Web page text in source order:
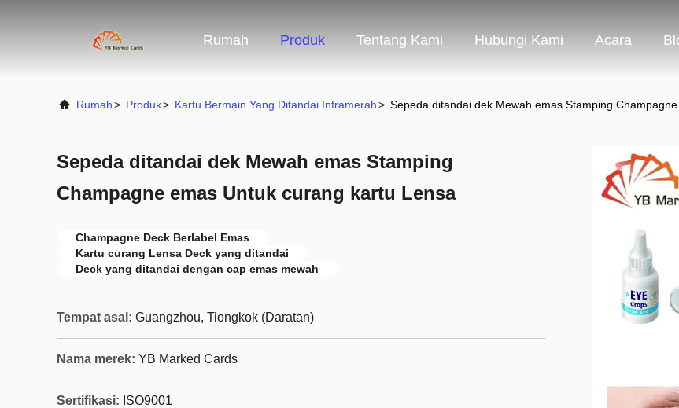
Rumah Produk Tentang Kami Hubungi Kami Acara
Rumah> Produk> Kartu Bermain Yang Ditandai Inframerah> Sepeda ditandai dek Mewah emas Stamping
Sepeda ditandai dek Mewah emas Stamping
Champagne emas Untuk curang kartu Lensa
Champagne Deck Berlabel Emas
Kartu curang Lensa Deck yang ditandai
Deck yang ditandai dengan cap emas mewah
Tempat asal: Guangzhou, Tiongkok (Daratan)
Nama merek: YB Marked Cards
Sertifikasi: ISO9001